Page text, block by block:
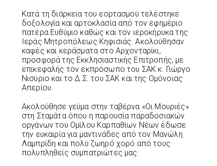
Κατά τη διάρκεια του εορτασμού τελέστηκε
δοξολογία και αρτοκλασία από τον εφημέριο
πατέρα Ευθύμιο καθώς και τον ιεροκήρυκα της
Ιεράς Μητροπόλεως Κηφισιάς. Ακολούθησαν
καφές και κεράσματα στο Αρχονταρίκι,
προσφορά της Εκκλησιαστικής Επιτροπής, με
επικεφαλής τον εκπρόσωπο του ΣΑΚ κ. Γιώργο
Νισύριο και το Δ.Σ. του ΣΑΚ και της Ομόνοιας
Απερίου.
Ακολούθησε γεύμα στην ταβέρνα «Οι Μουριές»
στη Σταμάτα όπου η παρουσία παραδοσιακών
οργάνων του Ομίλου Καρπαθίων Νέων έδωσε
την ευκαιρία για μαντινάδες από τον Μανώλη
Λαμπρίδη και πολύ ζωηρό χορό από τους
πολυπληθείς συμπατριώτες μας.